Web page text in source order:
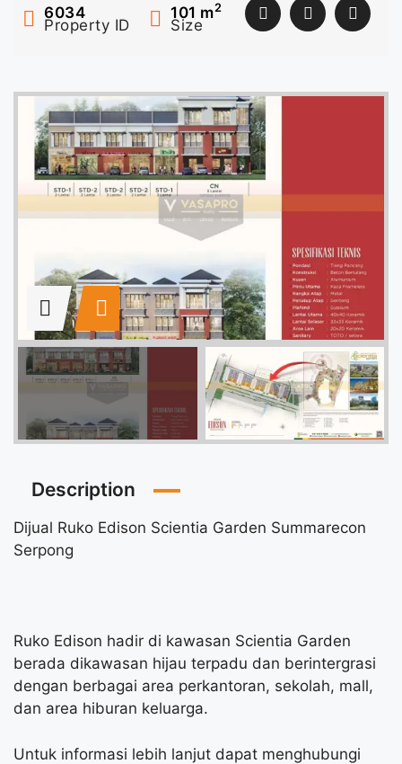
6034
Property ID
101 m2
Size
Description
Dijual Ruko Edison Scientia Garden Summarecon
Serpong
Ruko Edison hadir di kawasan Scientia Garden
berada dikawasan hijau terpadu dan berintergrasi
dengan berbagai area perkantoran, sekolah, mall,
dan area hiburan keluarga.
Untuk informasi lebih lanjut dapat menghubungi